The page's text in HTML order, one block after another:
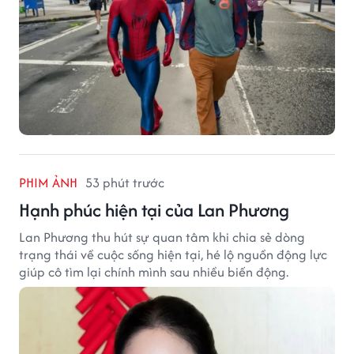
PHIM ẢNH 53 phút trước
Hạnh phúc hiện tại của Lan Phương
Lan Phương thu hút sự quan tâm khi chia sẻ dòng
trạng thái về cuộc sống hiện tại, hé lộ nguồn động lực
giúp cô tìm lại chính mình sau nhiều biến động.